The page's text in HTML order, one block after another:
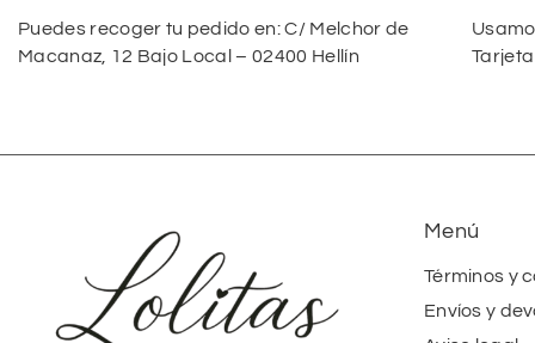
Puedes recoger tu pedido en: C/ Melchor de
Macanaz, 12 Bajo Local – 02400 Hellín
Menú
Términos y
Envíos y